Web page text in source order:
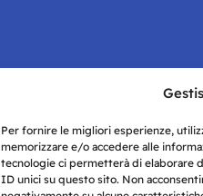
Per fornire le migliori esperienze,
memorizzare e/o accedere alle
tecnologie ci permetterà di elaborare
ID unici su questo sito. Non